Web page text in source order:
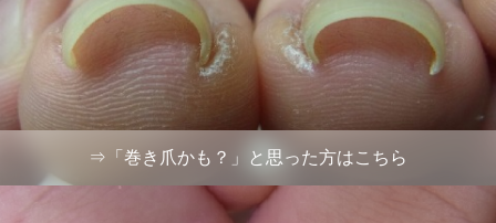
⇒「巻き爪かも？」と思った方はこちら